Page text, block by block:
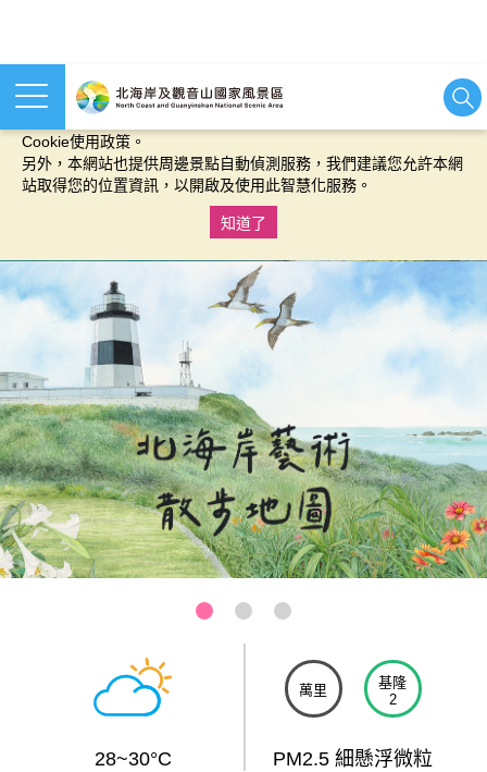
本網站使用cookies等相關技術以持續優化網站服務，並有助於為
您提供更佳的體驗，當您繼續使用本網站即表示您同意我們的
Cookie使用政策。
另外，本網站也提供周邊景點自動偵測服務，我們建議您允許本網
站取得您的位置資訊，以開啟及使用此智慧化服務。
知道了
三芝-芝蘭公園海上觀景平台
28~30°C
萬里
基隆
2
PM2.5 細懸浮微粒